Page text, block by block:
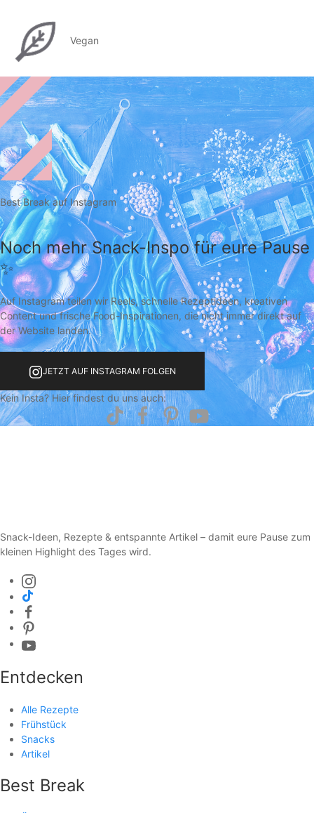
Vegan
Best Break auf Instagram
Noch mehr Snack-Inspo für eure Pause
✨
Auf Instagram teilen wir Reels, schnelle Rezeptideen, kreativen
Content und frische Food-Inspirationen, die nicht immer direkt auf
der Website landen.
JETZT AUF INSTAGRAM FOLGEN
Kein Insta? Hier findest du uns auch:
Snack-Ideen, Rezepte & entspannte Artikel – damit eure Pause zum
kleinen Highlight des Tages wird.
Entdecken
Alle Rezepte
Frühstück
Snacks
Artikel
Best Break